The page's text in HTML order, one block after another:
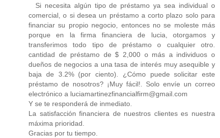
Si necesita algún tipo de préstamo ya sea individual o
comercial, o si desea un préstamo a corto plazo solo para
financiar su propio negocio, entonces no se moleste más
porque en la firma financiera de lucia, otorgamos y
transferimos todo tipo de préstamo o cualquier otro.
cantidad de préstamo de $ 2,000 o más a individuos o
dueños de negocios a una tasa de interés muy asequible y
baja de 3.2% (por ciento). ¿Cómo puede solicitar este
préstamo de nosotros? ¡Muy fácil!. Solo envíe un correo
electrónico a luciamartinezfinancialfirm@gmail.com
Y se te responderá de inmediato.
La satisfacción financiera de nuestros clientes es nuestra
máxima prioridad.
Gracias por tu tiempo.